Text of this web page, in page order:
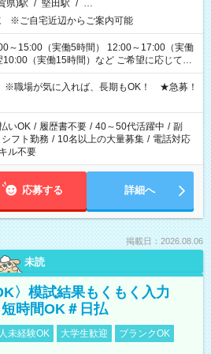
県)駅 / 堅田駅 / …
※ご自宅近辺からご案内可能
15:00（実働5時間） 12:00～17:00（実働
実働15時間）など ご希望に応じて、
ます！ お気軽に担当へ相談ください！
職場が気に入れば、長期もOK！ ★急募！
いOK / 履歴書不要 / 40～50代活躍中 / 副
シフト勤務 / 10名以上の大量募集 / 電話対応
ル不要
応募する 詳細へ
掲載日：2026.08.06
未読
〉模試結果もくもく入力
時間OK＃日払
未経験OK 大学生歓迎
ブランクOK